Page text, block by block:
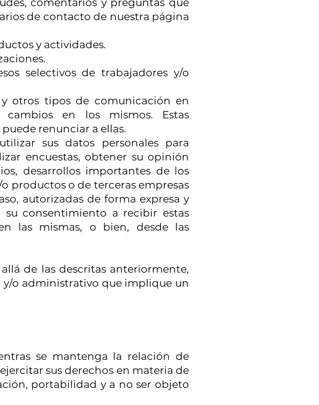
comentarios y preguntas que
de contacto de nuestra página
y actividades.
selectivos de trabajadores y/o
y otros tipos de comunicación en
en los mismos. Estas
renunciar a ellas.
sus datos personales para
encuestas, obtener su opinión
desarrollos importantes de los
productos o de terceras empresas
autorizadas de forma expresa y
consentimiento a recibir estas
las mismas, o bien, desde las
de las descritas anteriormente,
o administrativo que implique un
se mantenga la relación de
sus derechos en materia de
portabilidad y a no ser objeto